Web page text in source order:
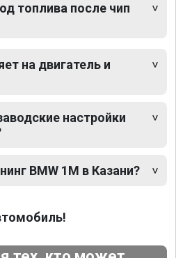
топлива после чип
на двигатель и
настройки
BMW 1M в Казани?